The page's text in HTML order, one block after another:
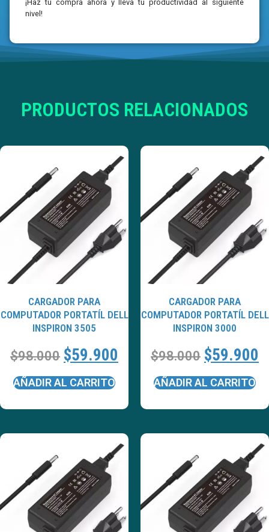
¡Haz tu compra ahora y lleva tu productividad al siguiente
nivel!
PRODUCTOS RELACIONADOS
CARGADOR PARA
COMPUTADOR PORTATÍL DELL
INSPIRON 3505
$98.000 $59.900
AÑADIR AL CARRITO
CARGADOR PARA
COMPUTADOR PORTATÍL DELL
INSPIRON 3000
$98.000 $59.900
AÑADIR AL CARRITO